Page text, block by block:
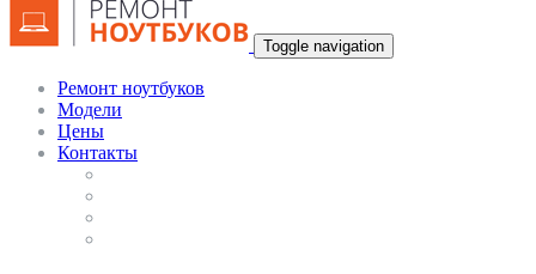
Toggle navigation
Ремонт ноутбуков
Модели
Цены
Контакты